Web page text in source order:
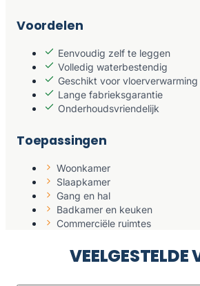
Voordelen
Eenvoudig zelf te leggen
Volledig waterbestendig
Geschikt voor vloerverwarming
Lange fabrieksgarantie
Onderhoudsvriendelijk
Toepassingen
Woonkamer
Slaapkamer
Gang en hal
Badkamer en keuken
Commerciële ruimtes
VEELGESTELDE